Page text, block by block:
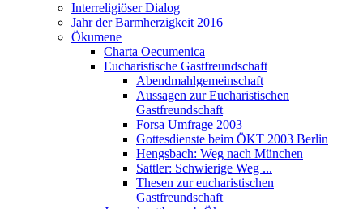
Interreligiöser Dialog
Jahr der Barmherzigkeit 2016
Ökumene
Charta Oecumenica
Eucharistische Gastfreundschaft
Abendmahlgemeinschaft
Aussagen zur Eucharistischen
Gastfreundschaft
Forsa Umfrage 2003
Gottesdienste beim ÖKT 2003 Berlin
Hengsbach: Weg nach München
Sattler: Schwierige Weg ...
Thesen zur eucharistischen
Gastfreundschaft